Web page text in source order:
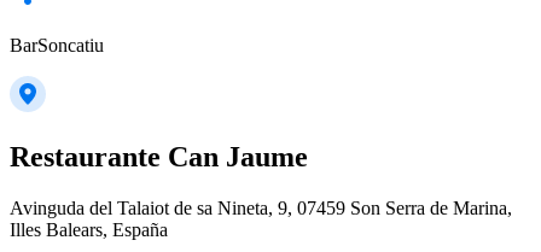
BarSoncatiu
Restaurante Can Jaume
Avinguda del Talaiot de sa Nineta, 9, 07459 Son Serra de Marina,
Illes Balears, España